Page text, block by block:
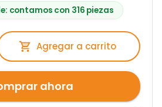
contamos con 316 piezas
Agregar a carrito
ahora